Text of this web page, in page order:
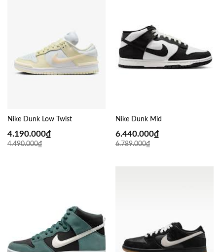
Nike Dunk Low Twist
4.490.000₫
4.190.000₫
Nike Dunk Mid
6.789.000₫
6.440.000₫